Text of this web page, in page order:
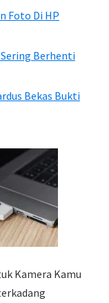
Foto Di HP
Sering Berhenti
Bekas Bukti
Kamera Kamu